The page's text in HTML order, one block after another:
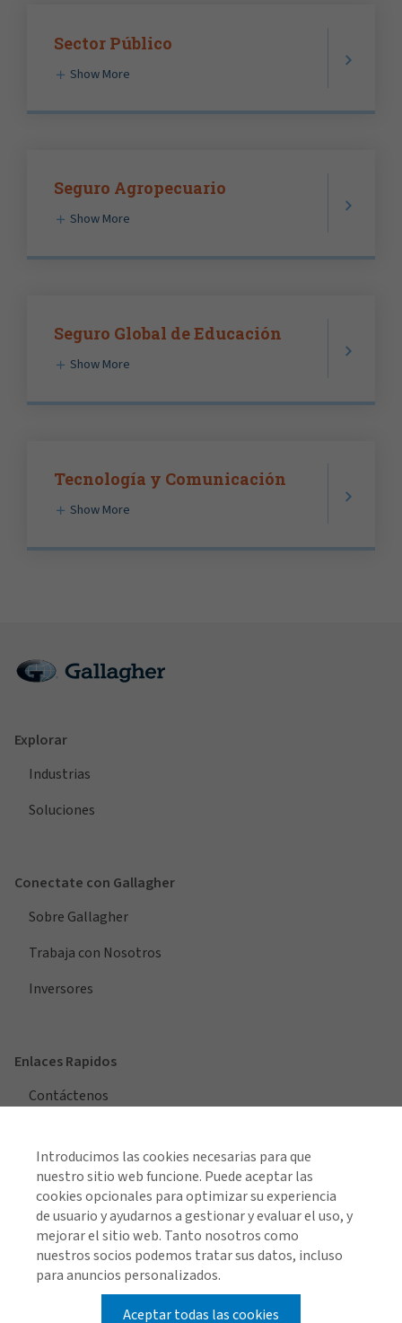
Sector Público
Show More
Seguro Agropecuario
Show More
Seguro Global de Educación
Show More
Tecnología y Comunicación
Show More
Explorar
Industrias
Soluciones
Conectate con Gallagher
Sobre Gallagher
Trabaja con Nosotros
Inversores
Enlaces Rapidos
Contáctenos
Ver todas las regiones
Introducimos las cookies necesarias para que
nuestro sitio web funcione. Puede aceptar las
cookies opcionales para optimizar su experiencia
de usuario y ayudarnos a gestionar y evaluar el uso, y
mejorar el sitio web. Tanto nosotros como
nuestros socios podemos tratar sus datos, incluso
para anuncios personalizados.
Aceptar todas las cookies